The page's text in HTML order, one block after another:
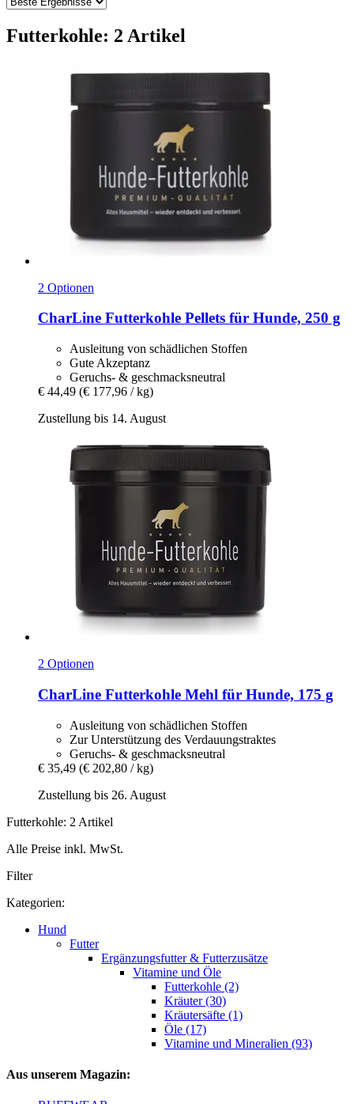
Futterkohle: 2 Artikel
2 Optionen
CharLine Futterkohle Pellets für Hunde, 250 g
Ausleitung von schädlichen Stoffen
Gute Akzeptanz
Geruchs- & geschmacksneutral
€ 44,49 (€ 177,96 / kg)
Zustellung bis 14. August
2 Optionen
CharLine Futterkohle Mehl für Hunde, 175 g
Ausleitung von schädlichen Stoffen
Zur Unterstützung des Verdauungstraktes
Geruchs- & geschmacksneutral
€ 35,49 (€ 202,80 / kg)
Zustellung bis 26. August
Futterkohle: 2 Artikel
Alle Preise inkl. MwSt.
Filter
Kategorien:
Hund
Futter
Ergänzungsfutter & Futterzusätze
Vitamine und Öle
Futterkohle (2)
Kräuter (30)
Kräutersäfte (1)
Öle (17)
Vitamine und Mineralien (93)
Aus unserem Magazin: